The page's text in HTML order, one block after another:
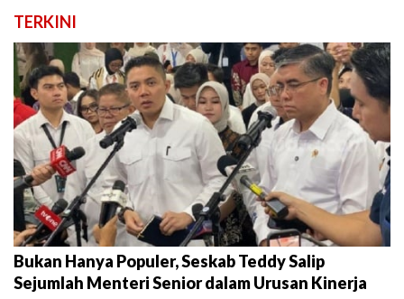
TERKINI
Bukan Hanya Populer, Seskab Teddy Salip
Sejumlah Menteri Senior dalam Urusan Kinerja